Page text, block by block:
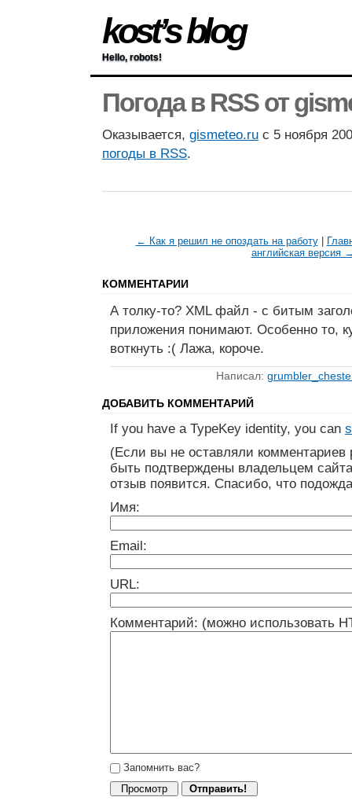
kost’s blog
Hello, robots!
Погода в RSS от
Оказывается, gismeteo.ru c 5 ноября
погоды в RSS.
← Как я решил не опоздать на работу|
английская версия
КОММЕНТАРИИ
А толку-то? XML файл - с битым
приложения понимают. Особенно то,
воткнуть :( Лажа, короче.
Написал:
ДОБАВИТЬ КОММЕНТАРИЙ
If you have a TypeKey identity, you can
(Если вы не оставляли
быть подтверждены владельцем
отзыв появится. Спасибо, что
Имя:
Email:
URL:
Комментарий: (можно использовать
Запомнить вас?